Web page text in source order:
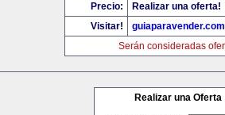
Precio:
Realizar una oferta!
Visitar!
guiaparavender.com
Serán consideradas
Realizar una Oferta